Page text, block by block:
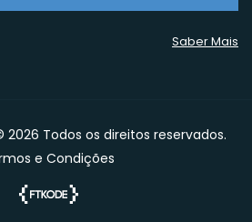
Saber Mais
2026 Todos os direitos reservados.
e Condições